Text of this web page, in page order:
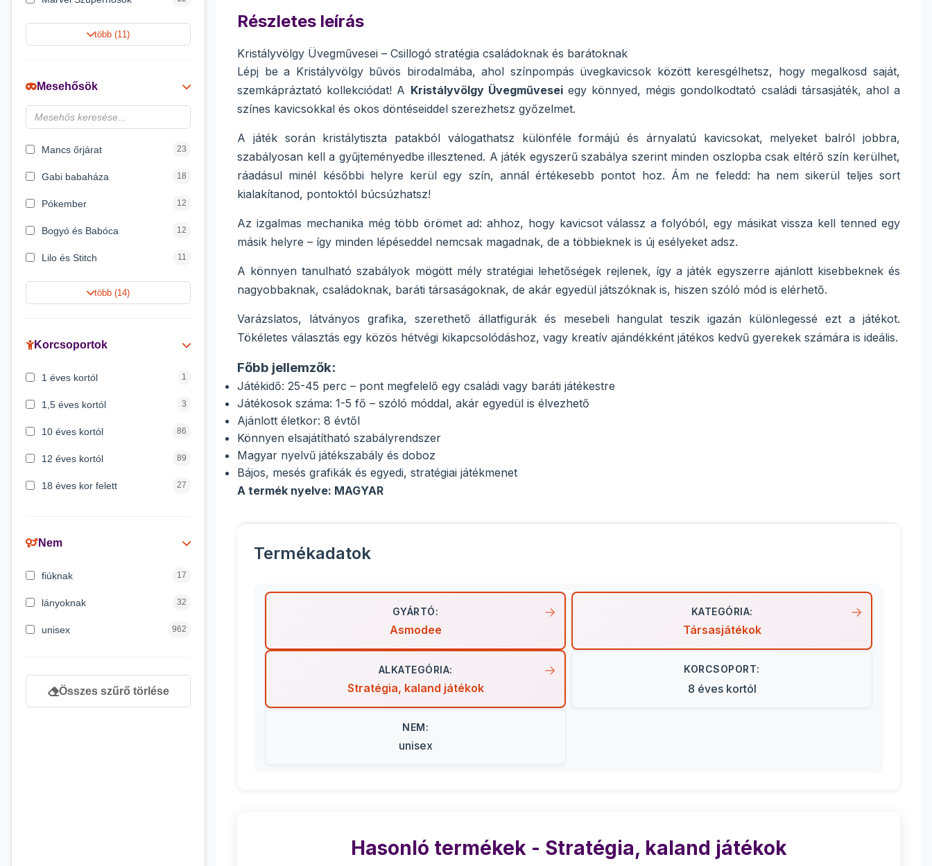
Rubik bűvös kocka 10
Noris
Disney hercegnők 6
több (11)
Mesehősök
Mancs őrjárat 23
Gabi babaháza 18
Pókember 12
Bogyó és Babóca 12
Lilo és Stitch 11
Harry Potter 9
Peppa malac
több (14)
Korcsoportok
1 éves kortól 1
1,5 éves kortól 3
10 éves kortól 86
12 éves kortól 89
18 éves kor felett 27
3 éves kortól 200
7 éves kortól 53
Nem
fiúknak 17
lányoknak 32
unisex 962
Összes szűrő törlése
Részletes leírás
Kristályvölgy Üvegművesei – Csillogó stratégia családoknak és barátoknak
Lépj be a Kristályvölgy bűvös birodalmába, ahol színpompás üvegkavicsok között keresgélhetsz, hogy megalkosd saját,
szemkápráztató kollekciódat! A Kristályvölgy Üvegműveseiegy könnyed, mégis gondolkodtató családi társasjáték, ahol a
színes kavicsokkal és okos döntéseiddel szerezhetsz győzelmet.
A játék során kristálytiszta patakból válogathatsz különféle formájú és árnyalatú kavicsokat, melyeket balról jobbra,
szabályosan kell a gyűjteményedbe illesztened. A játék egyszerű szabálya szerint minden oszlopba csak eltérő szín kerülhet,
ráadásul minél későbbi helyre kerül egy szín, annál értékesebb pontot hoz. Ám ne feledd: ha nem sikerül teljes sort
kialakítanod, pontoktól búcsúzhatsz!
Az izgalmas mechanika még több örömet ad: ahhoz, hogy kavicsot válassz a folyóból, egy másikat vissza kell tenned egy
másik helyre – így minden lépéseddel nemcsak magadnak, de a többieknek is új esélyeket adsz.
A könnyen tanulható szabályok mögött mély stratégiai lehetőségek rejlenek, így a játék egyszerre ajánlott kisebbeknek és
nagyobbaknak, családoknak, baráti társaságoknak, de akár egyedül játszóknak is, hiszen szóló mód is elérhető.
Varázslatos, látványos grafika, szerethető állatfigurák és mesebeli hangulat teszik igazán különlegessé ezt a játékot.
Tökéletes választás egy közös hétvégi kikapcsolódáshoz, vagy kreatív ajándékként játékos kedvű gyerekek számára is ideális.
Főbb jellemzők:
Játékidő: 25-45 perc – pont megfelelő egy családi vagy baráti játékestre
Játékosok száma: 1-5 fő – szóló móddal, akár egyedül is élvezhető
Ajánlott életkor: 8 évtől
Könnyen elsajátítható szabályrendszer
Magyar nyelvű játékszabály és doboz
Bájos, mesés grafikák és egyedi, stratégiai játékmenet
A termék nyelve: MAGYAR
Termékadatok
GYÁRTÓ:
Asmodee
KATEGÓRIA:
Társasjátékok
ALKATEGÓRIA:
Stratégia, kaland játékok
KORCSOPORT:
8 éves kortól
NEM:
unisex
Hasonló termékek - Stratégia, kaland játékok